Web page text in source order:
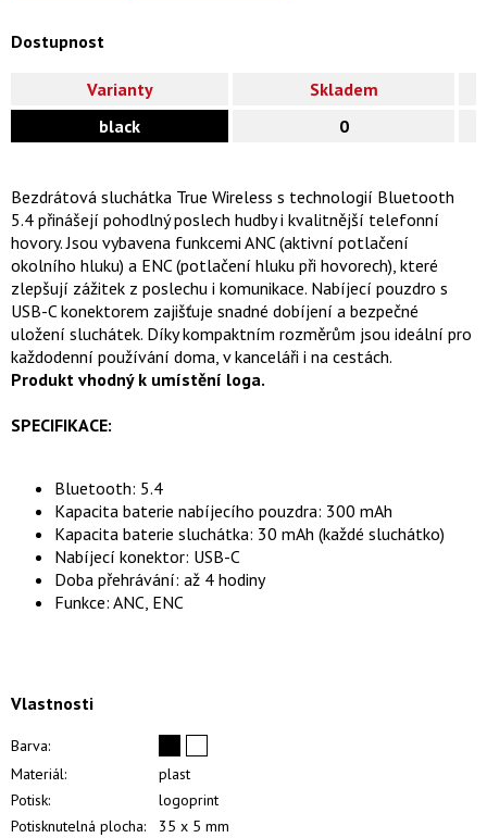
Dostupnost
Varianty
Skladem
black
0
Bezdrátová sluchátka True Wireless s technologií Bluetooth
5.4 přinášejí pohodlný poslech hudby i kvalitnější telefonní
hovory. Jsou vybavena funkcemi ANC (aktivní potlačení
okolního hluku) a ENC (potlačení hluku při hovorech), které
zlepšují zážitek z poslechu i komunikace. Nabíjecí pouzdro s
USB-C konektorem zajišťuje snadné dobíjení a bezpečné
uložení sluchátek. Díky kompaktním rozměrům jsou ideální pro
každodenní používání doma, v kanceláři i na cestách.
Produkt vhodný k umístění loga.
SPECIFIKACE:
Bluetooth: 5.4
Kapacita baterie nabíjecího pouzdra: 300 mAh
Kapacita baterie sluchátka: 30 mAh (každé sluchátko)
Nabíjecí konektor: USB-C
Doba přehrávání: až 4 hodiny
Funkce: ANC, ENC
Vlastnosti
Barva:
Materiál:
plast
Potisk:
logoprint
Potisknutelná plocha:
35 x 5 mm